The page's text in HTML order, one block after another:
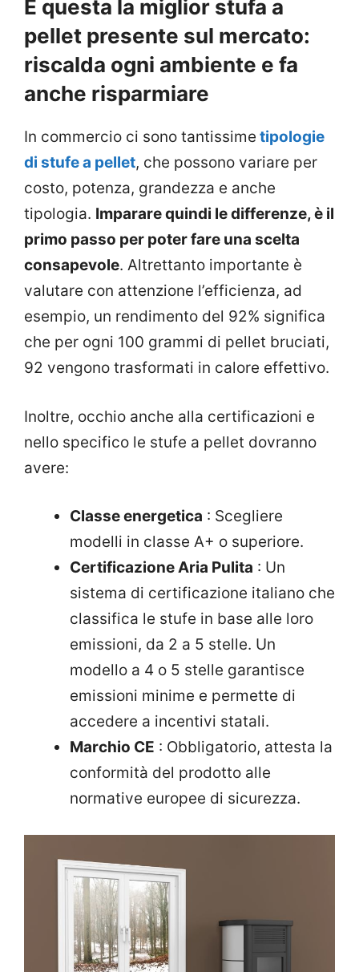
È questa la miglior stufa a
pellet presente sul mercato:
riscalda ogni ambiente e fa
anche risparmiare
In commercio ci sono tantissime tipologie
di stufe a pellet, che possono variare per
costo, potenza, grandezza e anche
tipologia. Imparare quindi le differenze, è il
primo passo per poter fare una scelta
consapevole. Altrettanto importante è
valutare con attenzione l’efficienza, ad
esempio, un rendimento del 92% significa
che per ogni 100 grammi di pellet bruciati,
92 vengono trasformati in calore effettivo.
Inoltre, occhio anche alla certificazioni e
nello specifico le stufe a pellet dovranno
avere:
Classe energetica : Scegliere
modelli in classe A+ o superiore.
Certificazione Aria Pulita : Un
sistema di certificazione italiano che
classifica le stufe in base alle loro
emissioni, da 2 a 5 stelle. Un
modello a 4 o 5 stelle garantisce
emissioni minime e permette di
accedere a incentivi statali.
Marchio CE : Obbligatorio, attesta la
conformità del prodotto alle
normative europee di sicurezza.